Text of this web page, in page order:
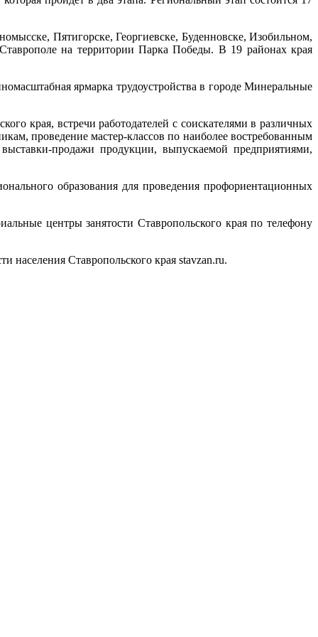
Пятигорске, Георгиевске, Буденновске, Изобильном,
на территории Парка Победы. В 19 районах края
ярмарка трудоустройства в городе Минеральные
края, встречи работодателей с соискателями в различных
проведение мастер-классов по наиболее востребованным
продажи продукции, выпускаемой предприятиями,
образования для проведения профориентационных
центры занятости Ставропольского края по телефону
Ставропольского края stavzan.ru.